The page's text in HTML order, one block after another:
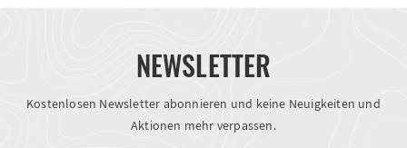
NEWSLETTER
Kostenlosen Newsletter abonnieren und keine Neuigkeiten und
Aktionen mehr verpassen.